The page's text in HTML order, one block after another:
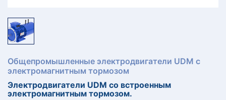
Общепромышленные электродвигатели UDM с
электромагнитным тормозом
Электродвигатели UDM со встроенным
электромагнитным тормозом.